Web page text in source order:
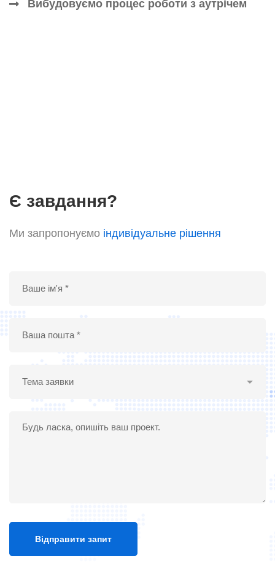
Вибудовуємо процес роботи з аутрічем
Є завдання?
Ми запропонуємо індивідуальне рішення